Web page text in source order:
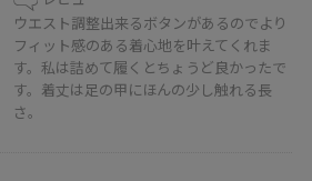
ウエスト調整出来るボタンがあるのでより
フィット感のある着心地を叶えてくれま
す。私は詰めて履くとちょうど良かったで
す。着丈は足の甲にほんの少し触れる長
さ。